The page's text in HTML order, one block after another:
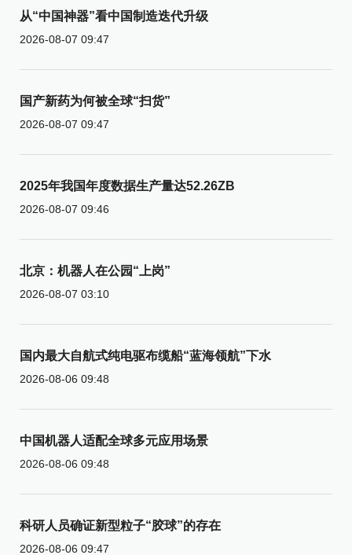
从“中国神器”看中国制造迭代升级
2026-08-07 09:47
国产新药为何被全球“扫货”
2026-08-07 09:47
2025年我国年度数据生产量达52.26ZB
2026-08-07 09:46
北京：机器人在公园“上岗”
2026-08-07 03:10
国内最大自航式纯电驱布缆船“蓝海领航”下水
2026-08-06 09:48
中国机器人适配全球多元应用场景
2026-08-06 09:48
科研人员确证新型粒子“胶球”的存在
2026-08-06 09:47